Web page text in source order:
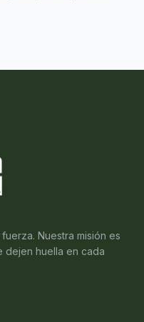
Nuestra misión es
dejen huella en cada